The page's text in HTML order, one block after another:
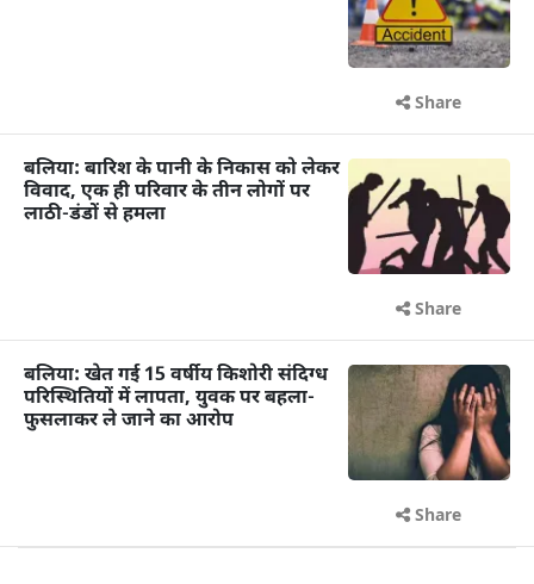
Share
बलिया: बारिश के पानी के निकास को लेकर
विवाद, एक ही परिवार के तीन लोगों पर
लाठी-डंडों से हमला
Share
बलिया: खेत गई 15 वर्षीय किशोरी संदिग्ध
परिस्थितियों में लापता, युवक पर बहला-
फुसलाकर ले जाने का आरोप
Share